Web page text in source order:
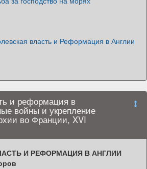
власть и Реформация в Англии
и реформация в
войны и укрепление
во Франции, XVI
И РЕФОРМАЦИЯ В АНГЛИИ